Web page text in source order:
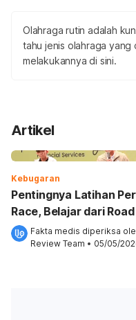
Olahraga rutin adalah
tahu jenis olahraga
melakukannya di sini.
Artikel
Kebugaran
Pentingnya Latihan
Race, Belajar dari
Marathon 2026
Fakta medis diperiksa
Review Team • 05/05/